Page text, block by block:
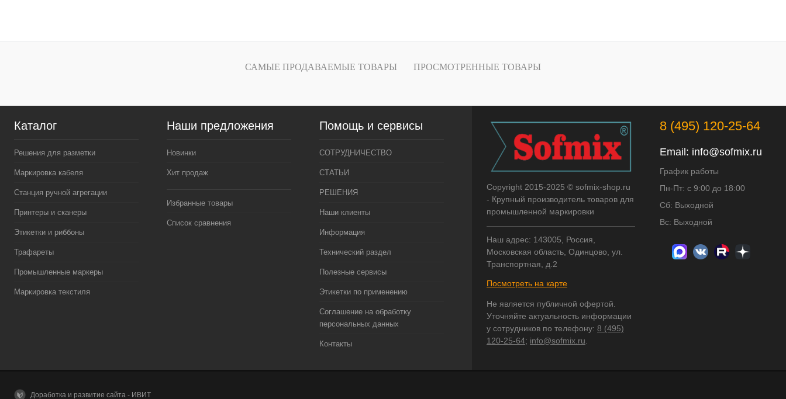
САМЫЕ ПРОДАВАЕМЫЕ ТОВАРЫ ПРОСМОТРЕННЫЕ ТОВАРЫ
Каталог
Решения для разметки
Маркировка кабеля
Станция ручной агрегации
Принтеры и сканеры
Этикетки и риббоны
Трафареты
Промышленные маркеры
Маркировка текстиля
Наши предложения
Новинки
Хит продаж
Избранные товары
Список сравнения
Помощь и сервисы
СОТРУДНИЧЕСТВО
СТАТЬИ
РЕШЕНИЯ
Наши клиенты
Информация
Технический раздел
Полезные сервисы
Этикетки по применению
Соглашение на обработку
персональных данных
Контакты
Copyright 2015-2025 © sofmix-shop.ru
- Крупный производитель товаров для
промышленной маркировки
Наш адрес: 143005, Россия,
Московская область, Одинцово, ул.
Транспортная, д.2
Посмотреть на карте
Не является публичной офертой.
Уточняйте актуальность информации
у сотрудников по телефону: 8 (495)
120-25-64; info@sofmix.ru
8 (495) 120-25-64
Email: info@sofmix.ru
График работы
Пн-Пт: с 9:00 до 18:00
Сб: Выходной
Вс: Выходной
Доработка и развитие сайта - ИВИТ